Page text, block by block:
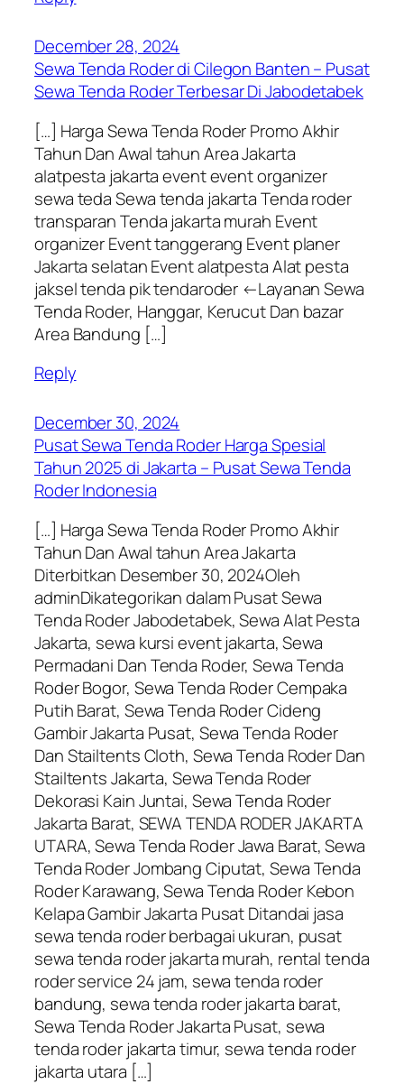
December 28, 2024
Sewa Tenda Roder di Cilegon Banten – Pusat
Sewa Tenda Roder Terbesar Di Jabodetabek
[…] Harga Sewa Tenda Roder Promo Akhir
Tahun Dan Awal tahun Area Jakarta
alatpesta jakarta event event organizer
sewa teda Sewa tenda jakarta Tenda roder
transparan Tenda jakarta murah Event
organizer Event tanggerang Event planer
Jakarta selatan Event alatpesta Alat pesta
jaksel tenda pik tendaroder ←Layanan Sewa
Tenda Roder, Hanggar, Kerucut Dan bazar
Area Bandung […]
Reply
December 30, 2024
Pusat Sewa Tenda Roder Harga Spesial
Tahun 2025 di Jakarta – Pusat Sewa Tenda
Roder Indonesia
[…] Harga Sewa Tenda Roder Promo Akhir
Tahun Dan Awal tahun Area Jakarta
Diterbitkan Desember 30, 2024Oleh
adminDikategorikan dalam Pusat Sewa
Tenda Roder Jabodetabek, Sewa Alat Pesta
Jakarta, sewa kursi event jakarta, Sewa
Permadani Dan Tenda Roder, Sewa Tenda
Roder Bogor, Sewa Tenda Roder Cempaka
Putih Barat, Sewa Tenda Roder Cideng
Gambir Jakarta Pusat, Sewa Tenda Roder
Dan Stailtents Cloth, Sewa Tenda Roder Dan
Stailtents Jakarta, Sewa Tenda Roder
Dekorasi Kain Juntai, Sewa Tenda Roder
Jakarta Barat, SEWA TENDA RODER JAKARTA
UTARA, Sewa Tenda Roder Jawa Barat, Sewa
Tenda Roder Jombang Ciputat, Sewa Tenda
Roder Karawang, Sewa Tenda Roder Kebon
Kelapa Gambir Jakarta Pusat Ditandai jasa
sewa tenda roder berbagai ukuran, pusat
sewa tenda roder jakarta murah, rental tenda
roder service 24 jam, sewa tenda roder
bandung, sewa tenda roder jakarta barat,
Sewa Tenda Roder Jakarta Pusat, sewa
tenda roder jakarta timur, sewa tenda roder
jakarta utara […]